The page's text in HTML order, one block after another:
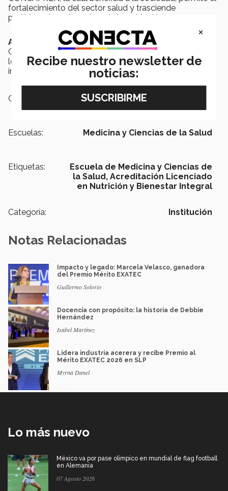
fortalecimiento del sector salud y trasciende
participando en la mejora de la población.
Acerca de CONCAPREN
Garantiza la calidad y otorga reconocimiento público a
los programas educativos en nutriología de las
instituciones de educación superior pública y privada.
Campus:
Escuelas: Medicina y Ciencias de la Salud
Etiquetas:
Escuela de Medicina y Ciencias de
la Salud, Acreditación Licenciado
en Nutrición y Bienestar Integral
Categoría: Institución
Notas Relacionadas
Impacto y legado: Marcela Velasco, ganadora
del Premio Mérito EXATEC
Guillermo Solorio
Docencia con propósito: la historia de Debbie
Hernández
Isabel Martínez
Lidera industria acerera y recibe Premio al
Mérito EXATEC 2026 en SLP
Myrna Danel
Lo más nuevo
México va por pase olímpico en mundial de flag football
en Alemania
07 Agosto 2026
×
Recibe nuestro newsletter de
noticias: